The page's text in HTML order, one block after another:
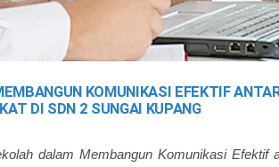
KOMUNIKASI EFEKTIF
DI SDN 2 SUNGAI KUPANG
dalam Membangun Komunikasi Efektif